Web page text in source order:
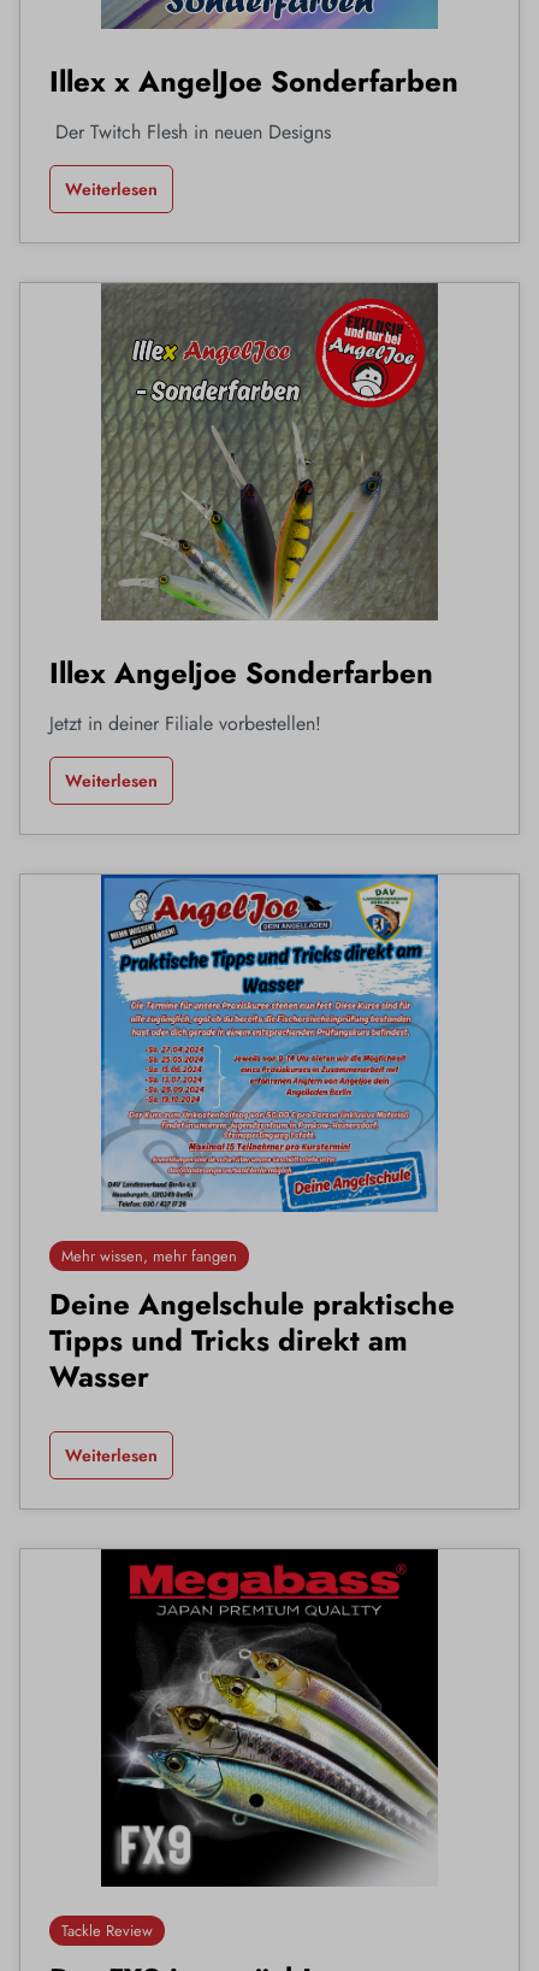
Illex x AngelJoe Sonderfarben
Der Twitch Flesh in neuen Designs
Weiterlesen
Illex Angeljoe Sonderfarben
Jetzt in deiner Filiale vorbestellen!
Weiterlesen
Mehr wissen, mehr fangen
Deine Angelschule praktische
Tipps und Tricks direkt am
Wasser
Weiterlesen
Tackle Review